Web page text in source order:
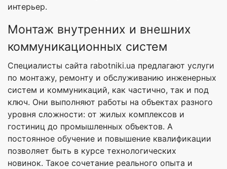
интерьер.
Монтаж внутренних и внешних
коммуникационных систем
Специалисты сайта rabotniki.ua предлагают услуги
по монтажу, ремонту и обслуживанию инженерных
систем и коммуникаций, как частично, так и под
ключ. Они выполняют работы на объектах разного
уровня сложности: от жилых комплексов и
гостиниц до промышленных объектов. А
постоянное обучение и повышение квалификации
позволяет быть в курсе технологических
новинок. Такое сочетание реального опыта и